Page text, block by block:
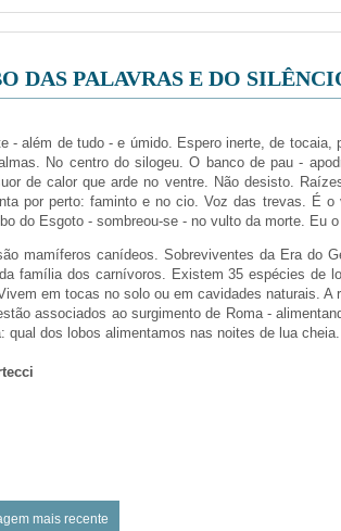
DAS PALAVRAS E DO
- além de tudo - e úmido. Espero inerte, de
No centro do silogeu. O banco de pau -
de calor que arde no ventre. Não desisto.
por perto: faminto e no cio. Voz das trevas. É
do Esgoto - sombreou-se - no vulto da morte. Eu
mamíferos canídeos. Sobreviventes da Era do
família dos carnívoros. Existem 35 espécies de
em tocas no solo ou em cavidades naturais.
associados ao surgimento de Roma -
qual dos lobos alimentamos nas noites de lua cheia.
mais recente